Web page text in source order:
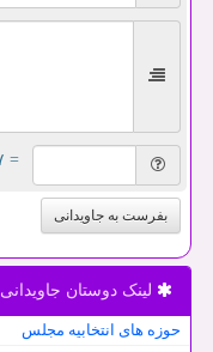
= ۷ بعلاوه ۱
بفرست به جاویدانی
لینک دوستان جاویدانی
حوزه های انتخابیه مجلس